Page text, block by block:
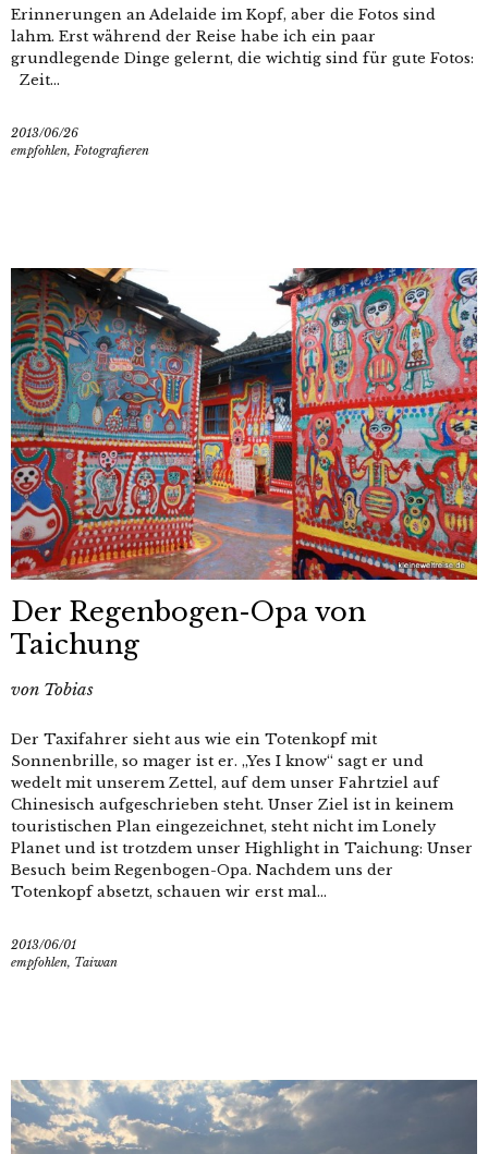
Erinnerungen an Adelaide im Kopf, aber die Fotos sind
lahm. Erst während der Reise habe ich ein paar
grundlegende Dinge gelernt, die wichtig sind für gute Fotos:
Zeit...
2013/06/26
empfohlen, Fotografieren
Der Regenbogen-Opa von
Taichung
von Tobias
Der Taxifahrer sieht aus wie ein Totenkopf mit
Sonnenbrille, so mager ist er. „Yes I know“ sagt er und
wedelt mit unserem Zettel, auf dem unser Fahrtziel auf
Chinesisch aufgeschrieben steht. Unser Ziel ist in keinem
touristischen Plan eingezeichnet, steht nicht im Lonely
Planet und ist trotzdem unser Highlight in Taichung: Unser
Besuch beim Regenbogen-Opa. Nachdem uns der
Totenkopf absetzt, schauen wir erst mal...
2013/06/01
empfohlen, Taiwan